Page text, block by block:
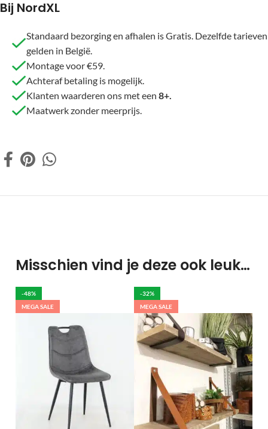
Bij NordXL
Standaard bezorging en afhalen is Gratis. Dezelfde tarieven
gelden in België.
Montage voor €59.
Achteraf betaling is mogelijk.
Klanten waarderen ons met een 8+.
Maatwerk zonder meerprijs.
Misschien vind je deze ook leuk…
-48%
MEGA SALE
-32%
MEGA SALE